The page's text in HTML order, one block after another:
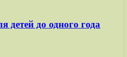
детей до одного года